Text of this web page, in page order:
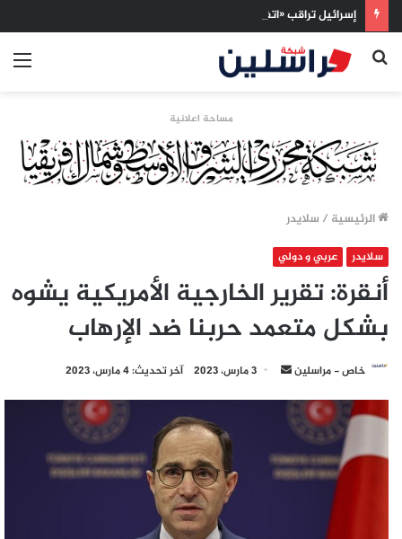
بحث
مساحة اعلانية
الرئيسية / سلايدر
سلايدر عربي و دولي
أنقرة: تقرير الخارجية الأمريكية يشوه
بشكل متعمد حربنا ضد الإرهاب
خاص - مراسلين
أرسل 3 مارس، 2023 آخر تحديث: 4 مارس، 2023